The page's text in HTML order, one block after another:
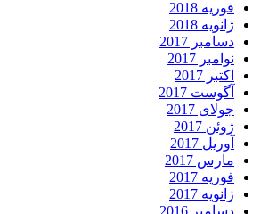
فوریه 2018
ژانویه 2018
دسامبر 2017
نوامبر 2017
اکتبر 2017
آگوست 2017
جولای 2017
ژوئن 2017
آوریل 2017
مارس 2017
فوریه 2017
ژانویه 2017